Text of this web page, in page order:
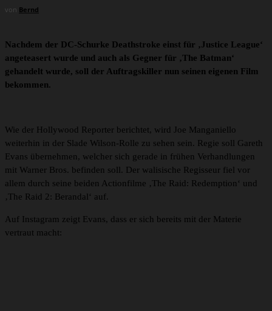
von Bernd
Nachdem der DC-Schurke Deathstroke einst für ‚Justice League‘
angeteasert wurde und auch als Gegner für ‚The Batman‘
gehandelt wurde, soll der Auftragskiller nun seinen eigenen Film
bekommen.
Wie der Hollywood Reporter berichtet, wird Joe Manganiello
weiterhin in der Slade Wilson-Rolle zu sehen sein. Regie soll Gareth
Evans übernehmen, welcher sich gerade in frühen Verhandlungen
mit Warner Bros. befinden soll. Der walisische Regisseur fiel vor
allem durch seine beiden Actionfilme ‚The Raid: Redemption‘ und
‚The Raid 2: Berandal‘ auf.
Auf Instagram zeigt Evans, dass er sich bereits mit der Materie
vertraut macht: